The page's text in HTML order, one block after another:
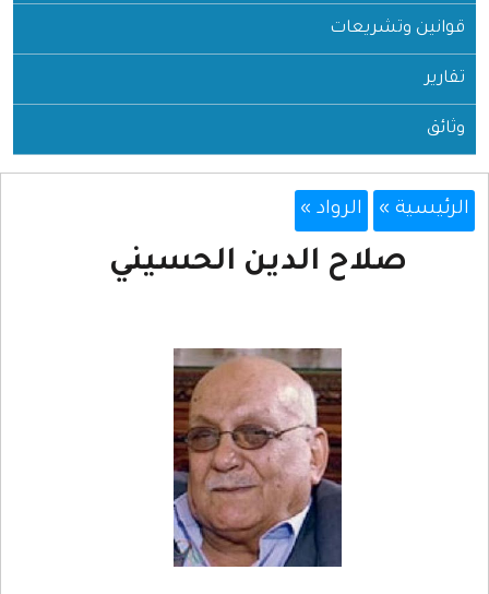
قوانين وتشريعات
تقارير
وثائق
الرئيسية » الرواد »
صلاح الدين الحسيني